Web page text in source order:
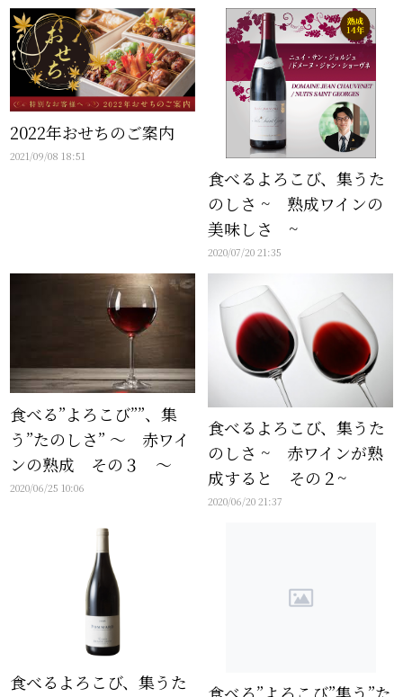
2022年おせちのご案内
2021/09/08 18:51
食べるよろこび、集うた
のしさ ~ 熟成ワインの
美味しさ ~
2020/07/20 21:35
食べる”よろこび””、集
う”たのしさ” ～ 赤ワイ
ンの熟成 その３ ～
2020/06/25 10:06
食べるよろこび、集うた
のしさ ~ 赤ワインが熟
成すると その２~
2020/06/20 21:37
食べるよろこび、集うた